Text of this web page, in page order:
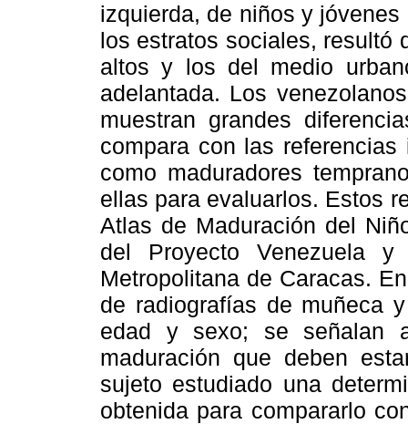
izquierda, de niños y
los estratos sociales, resultó
altos y los del medio
adelantada. Los
muestran grandes
compara con las
como maduradores
ellas para evaluarlos. Estos
Atlas de Maduración del
del Proyecto Venezuela
Metropolitana de Caracas.
de radiografías de muñeca
edad y sexo; se señalan
maduración que deben
sujeto estudiado una
obtenida para compararlo